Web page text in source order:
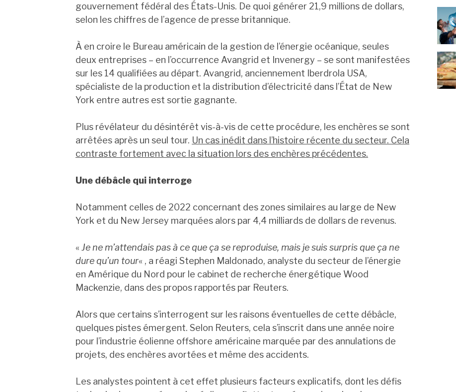
gouvernement fédéral des États-Unis. De quoi générer 21,9 millions de dollars,
selon les chiffres de l’agence de presse britannique.
À en croire le Bureau américain de la gestion de l’énergie océanique, seules
deux entreprises – en l’occurrence Avangrid et Invenergy – se sont manifestées
sur les 14 qualifiées au départ. Avangrid, anciennement Iberdrola USA,
spécialiste de la production et la distribution d’électricité dans l’État de New
York entre autres est sortie gagnante.
Plus révélateur du désintérêt vis-à-vis de cette procédure, les enchères se sont
arrêtées après un seul tour. Un cas inédit dans l’histoire récente du secteur. Cela
contraste fortement avec la situation lors des enchères précédentes.
Une débâcle qui interroge
Notamment celles de 2022 concernant des zones similaires au large de New
York et du New Jersey marquées alors par 4,4 milliards de dollars de revenus.
« Je ne m’attendais pas à ce que ça se reproduise, mais je suis surpris que ça ne
dure qu’un tour« , a réagi Stephen Maldonado, analyste du secteur de l’énergie
en Amérique du Nord pour le cabinet de recherche énergétique Wood
Mackenzie, dans des propos rapportés par Reuters.
Alors que certains s’interrogent sur les raisons éventuelles de cette débâcle,
quelques pistes émergent. Selon Reuters, cela s’inscrit dans une année noire
pour l’industrie éolienne offshore américaine marquée par des annulations de
projets, des enchères avortées et même des accidents.
Les analystes pointent à cet effet plusieurs facteurs explicatifs, dont les défis